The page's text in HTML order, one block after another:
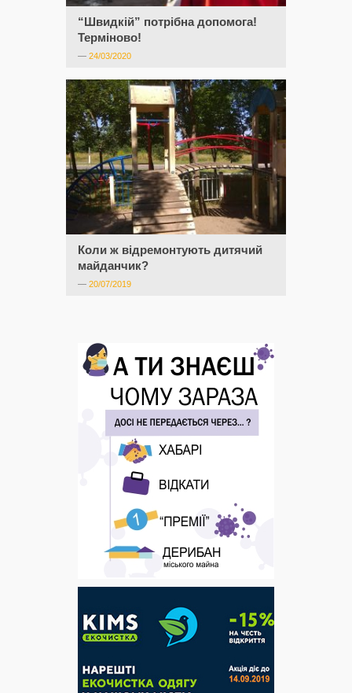
“Швидкій” потрібна допомога!
Терміново!
— 24/03/2020
Коли ж відремонтують дитячий
майданчик?
— 20/07/2019